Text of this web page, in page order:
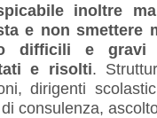
inoltre
e non smettere
difficili e gravi
e risolti.
dirigenti
consulenza,